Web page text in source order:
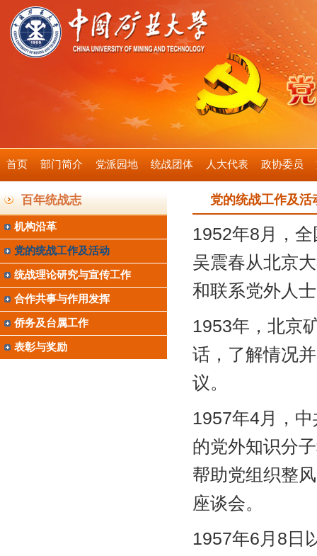
首页 部门简介 党派园地 统战团体 人大代表 政协委员
百年统战志
机构沿革
党的统战工作及活动
统战理论研究与宣传工作
合作共事与作用发挥
侨务及台属工作
表彰与奖励
党的统战工作及活
1952年8月，
吴震春从北京
和联系党外人
1953年，北京
话，了解情况
议。
1957年4月，
的党外知识分
帮助党组织整
座谈会。
1957年6月8日